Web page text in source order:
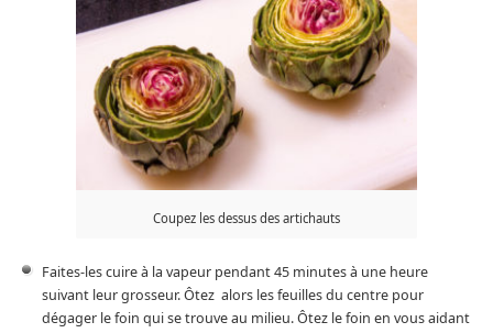
Coupez les dessus des artichauts
Faites-les cuire à la vapeur pendant 45 minutes à une heure
suivant leur grosseur. Ôtez alors les feuilles du centre pour
dégager le foin qui se trouve au milieu. Ôtez le foin en vous aidant